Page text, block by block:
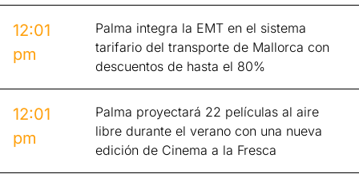
12:01
pm
Palma integra la EMT en el sistema
tarifario del transporte de Mallorca con
descuentos de hasta el 80%
12:01
pm
Palma proyectará 22 películas al aire
libre durante el verano con una nueva
edición de Cinema a la Fresca